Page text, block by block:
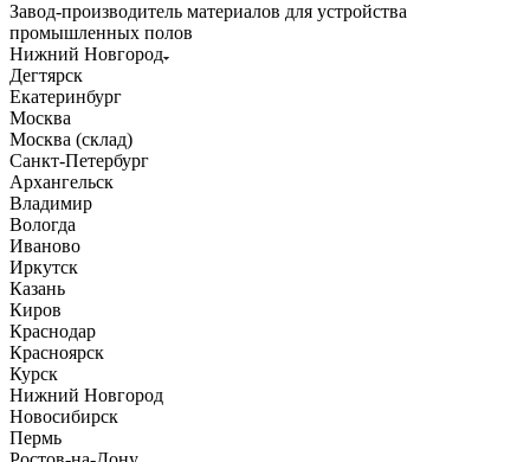
Завод-производитель материалов для устройства
промышленных полов
Нижний Новгород
Дегтярск
Екатеринбург
Москва
Москва (склад)
Санкт-Петербург
Архангельск
Владимир
Вологда
Иваново
Иркутск
Казань
Киров
Краснодар
Красноярск
Курск
Нижний Новгород
Новосибирск
Пермь